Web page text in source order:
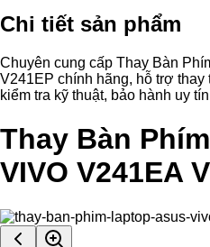
Chi tiết sản phẩm
Chuyên cung cấp Thay Bàn
V241EP chính hãng, hỗ trợ
kiểm tra kỹ thuật, bảo hành uy
Thay Bàn
VIVO V241EA